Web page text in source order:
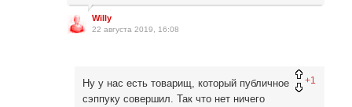
Willy
22 августа 2019, 16:08
+1
Ну у нас есть товарищ, который публичное
сэппуку совершил. Так что нет ничего